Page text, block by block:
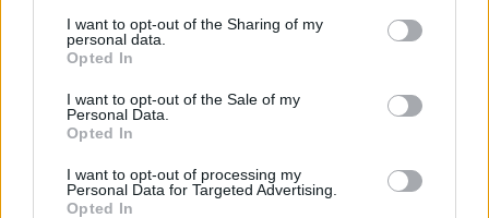
not limited to your visit or usage behaviour. You may click to
grant or deny consent to Google and its third-party tags to
use your data for below specified purposes in below Google
consent section.
I want to opt-out of the Sharing of my
personal data.
Opted In
I want to opt-out of the Sale of my
Personal Data.
Opted In
I want to opt-out of processing my
Personal Data for Targeted Advertising.
Opted In
Követem
KEGYELMI BOTRÁNY #INFLUENSZER
TÜNTETÉS